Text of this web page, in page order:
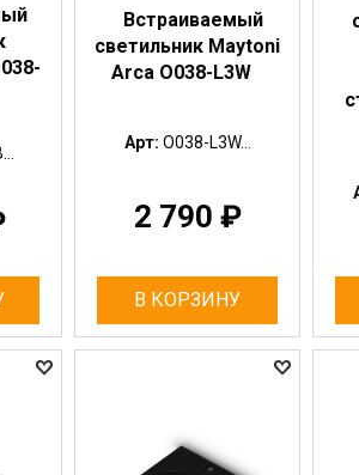
Встраиваемый
светильник Maytoni
Arca O038-L3W
Арт: O038-L3W...
2 790 ₽
В КОРЗИНУ